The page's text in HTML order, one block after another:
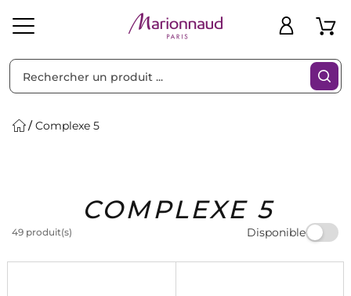
Homme Marques Idées
Cadeaux
Bons
Plans
Complexe 5
COMPLEXE 5
49 produit(s) Disponible
Filtres